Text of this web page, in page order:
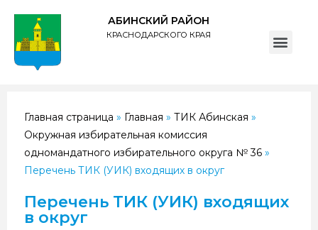
АБИНСКИЙ РАЙОН
КРАСНОДАРСКОГО КРАЯ
Главная страница » Главная » ТИК Абинская »
Окружная избирательная комиссия
одномандатного избирательного округа № 36 »
Перечень ТИК (УИК) входящих в округ
Перечень ТИК (УИК) входящих
в округ